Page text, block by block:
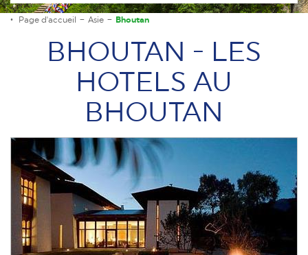
Page d'accueil Asie Bhoutan
BHOUTAN - LES
HOTELS AU
BHOUTAN